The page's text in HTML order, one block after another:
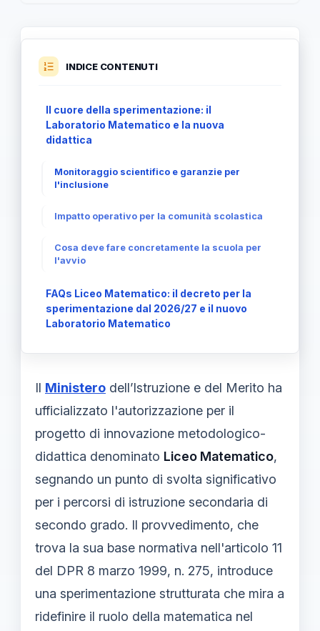
INDICE CONTENUTI
Il cuore della sperimentazione: il
Laboratorio Matematico e la nuova
didattica
Monitoraggio scientifico e garanzie per
l'inclusione
Impatto operativo per la comunità scolastica
Cosa deve fare concretamente la scuola per
l'avvio
FAQs Liceo Matematico: il decreto per la
sperimentazione dal 2026/27 e il nuovo
Laboratorio Matematico
Il Ministero dell’Istruzione e del Merito ha
ufficializzato l'autorizzazione per il
progetto di innovazione metodologico-
didattica denominato Liceo Matematico,
segnando un punto di svolta significativo
per i percorsi di istruzione secondaria di
secondo grado. Il provvedimento, che
trova la sua base normativa nell'articolo 11
del DPR 8 marzo 1999, n. 275, introduce
una sperimentazione strutturata che mira a
ridefinire il ruolo della matematica nel